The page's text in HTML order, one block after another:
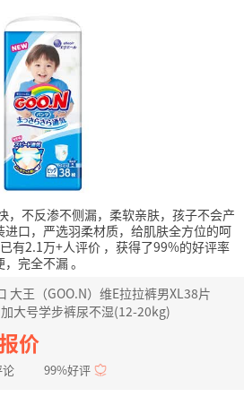
，不反渗不侧漏，柔软亲肤，孩子不会产
口，严选羽柔材质，给肌肤全方位的呵
有2.1万+人评价 ，获得了99%的好评率
，完全不漏。
大王（GOO.N）维E拉拉裤男XL38片
大号学步裤尿不湿(12-20kg)
价
论 99%好评